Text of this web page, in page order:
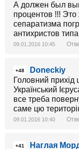
А должен был
процентов !!! Это
сепаратизма
антихристов
09.01.2016 10:45
+48
Doneckiy
Головний
Український
все треба
саме цю
09.01.2016 10:40
+41
Наглая